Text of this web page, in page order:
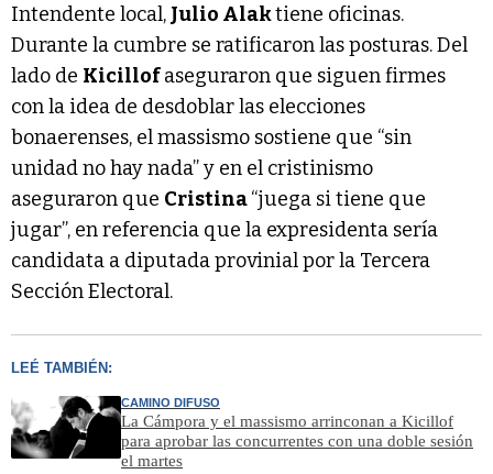
Intendente local, Julio Alaktiene oficinas.
Durante la cumbre se ratificaron las posturas. Del
lado de Kicillofaseguraron que siguen firmes
con la idea de desdoblar las elecciones
bonaerenses, el massismo sostiene que “sin
unidad no hay nada” y en el cristinismo
aseguraron que Cristina“juega si tiene que
jugar”, en referencia que la expresidenta sería
candidata a diputada provinial por la Tercera
Sección Electoral.
LEÉ TAMBIÉN:
CAMINO DIFUSO
La Cámpora y el massismo arrinconan a Kicillof
para aprobar las concurrentes con una doble sesión
el martes